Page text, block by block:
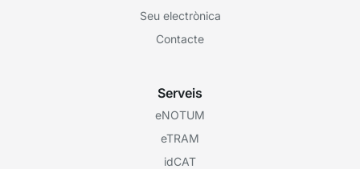
Seu electrònica
Contacte
Serveis
eNOTUM
eTRAM
idCAT